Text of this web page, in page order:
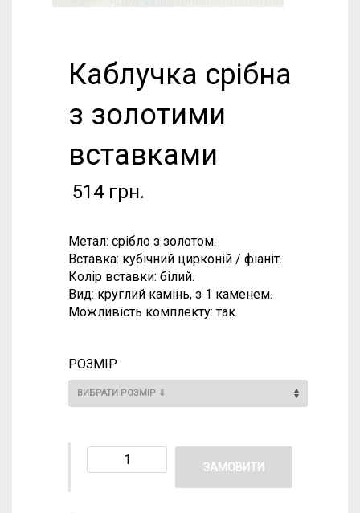
Каблучка срібна
з золотими
вставками
514 грн.
Метал: срібло з золотом.
Вставка: кубічний цирконій / фіаніт.
Колір вставки: білий.
Вид: круглий камінь, з 1 каменем.
Можливість комплекту: так.
РОЗМІР
ЗАМОВИТИ